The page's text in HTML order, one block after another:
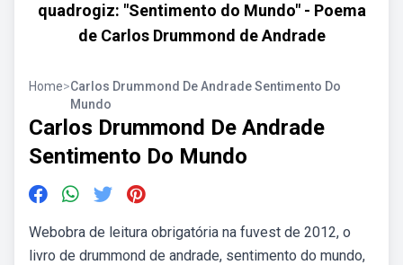
quadrogiz: "Sentimento do Mundo" - Poema
de Carlos Drummond de Andrade
Home>Carlos Drummond De Andrade Sentimento Do
Mundo
Carlos Drummond De Andrade
Sentimento Do Mundo
Webobra de leitura obrigatória na fuvest de 2012, o
livro de drummond de andrade, sentimento do mundo,